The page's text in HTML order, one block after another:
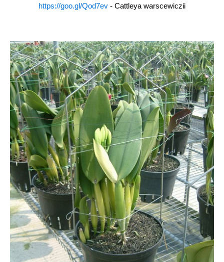
https://goo.gl/Qod7ev - Cattleya warscewiczii